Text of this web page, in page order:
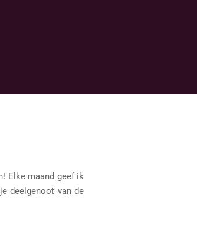
Elke maand geef ik
deelgenoot van de